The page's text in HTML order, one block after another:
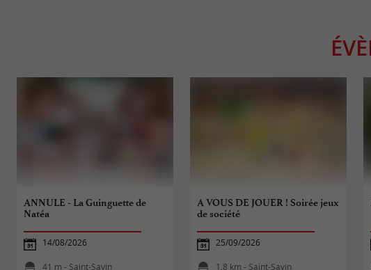
ANNULE - La Guinguette de
Natéa
14/08/2026
41 m - Saint-Savin
A VOUS DE JOUER ! Soirée jeux
de société
25/09/2026
1,8 km - Saint-Savin